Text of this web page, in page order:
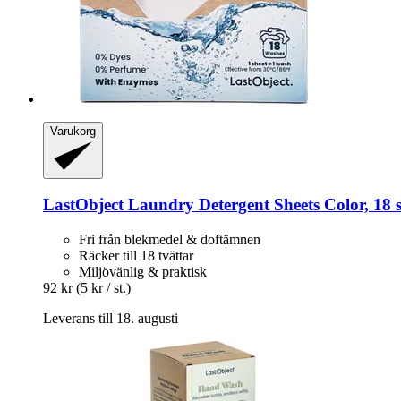
Varukorg
LastObjectLaundry Detergent Sheets Color, 18
Fri från blekmedel & doftämnen
Räcker till 18 tvättar
Miljövänlig & praktisk
92 kr (5 kr / st.)
Leverans till 18. augusti